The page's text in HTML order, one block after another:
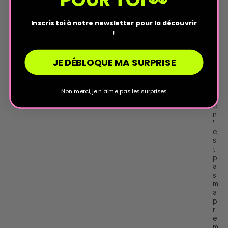
c
e
n
'
e
s
t
p
a
s
m
a
p
r
e
Inscris toi à notre newsletter pour la découvrir
!
JE DÉBLOQUE MA SURPRISE
Non merci, je n'aime pas les surprises